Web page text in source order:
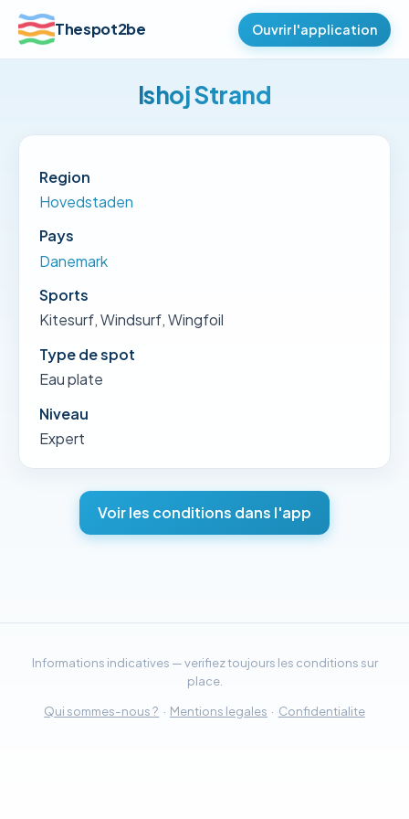
Thespot2be Ouvrir l'application
Ishoj Strand
Region
Hovedstaden
Pays
Danemark
Sports
Kitesurf, Windsurf, Wingfoil
Type de spot
Eau plate
Niveau
Expert
Voir les conditions dans l'app
Informations indicatives — verifiez toujours les conditions sur
place.
Qui sommes-nous ? · Mentions legales · Confidentialite